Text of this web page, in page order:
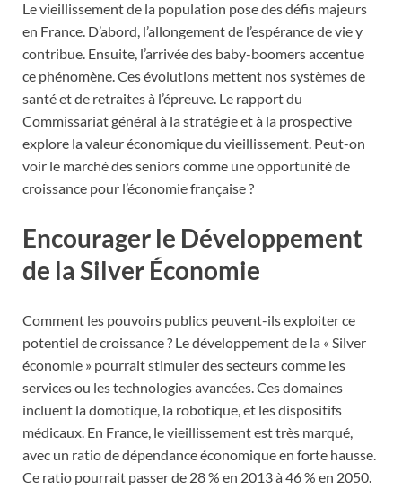
Le vieillissement de la population pose des défis majeurs
en France. D’abord, l’allongement de l’espérance de vie y
contribue. Ensuite, l’arrivée des baby-boomers accentue
ce phénomène. Ces évolutions mettent nos systèmes de
santé et de retraites à l’épreuve. Le rapport du
Commissariat général à la stratégie et à la prospective
explore la valeur économique du vieillissement. Peut-on
voir le marché des seniors comme une opportunité de
croissance pour l’économie française ?
Encourager le Développement
de la Silver Économie
Comment les pouvoirs publics peuvent-ils exploiter ce
potentiel de croissance ? Le développement de la « Silver
économie » pourrait stimuler des secteurs comme les
services ou les technologies avancées. Ces domaines
incluent la domotique, la robotique, et les dispositifs
médicaux. En France, le vieillissement est très marqué,
avec un ratio de dépendance économique en forte hausse.
Ce ratio pourrait passer de 28 % en 2013 à 46 % en 2050.